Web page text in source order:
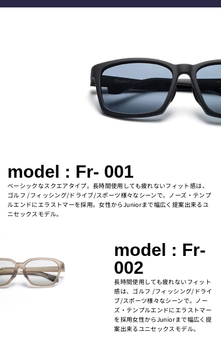
model : Fr- 001
ベーシックなスクエアタイプ。長時間使用しても疲れないフィット感は、
ゴルフ /フィッシング/ドライブ/スポーツ様々なシーンで。ノーズ・テンプ
ルエンドにエラストマーを採用。女性からJuniorまで幅広く提案出来るユ
ニセックスモデル。
model : Fr-
002
長時間使用しても疲れないフィット
感は、ゴルフ /フィッシング/ドライ
ブ/スポーツ様々なシーンで。ノー
ズ・テンプルエンドにエラストマー
を採用女性からJuniorまで幅広く提
案出来るユニセックスモデル。